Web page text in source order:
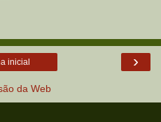
›
inicial
da Web